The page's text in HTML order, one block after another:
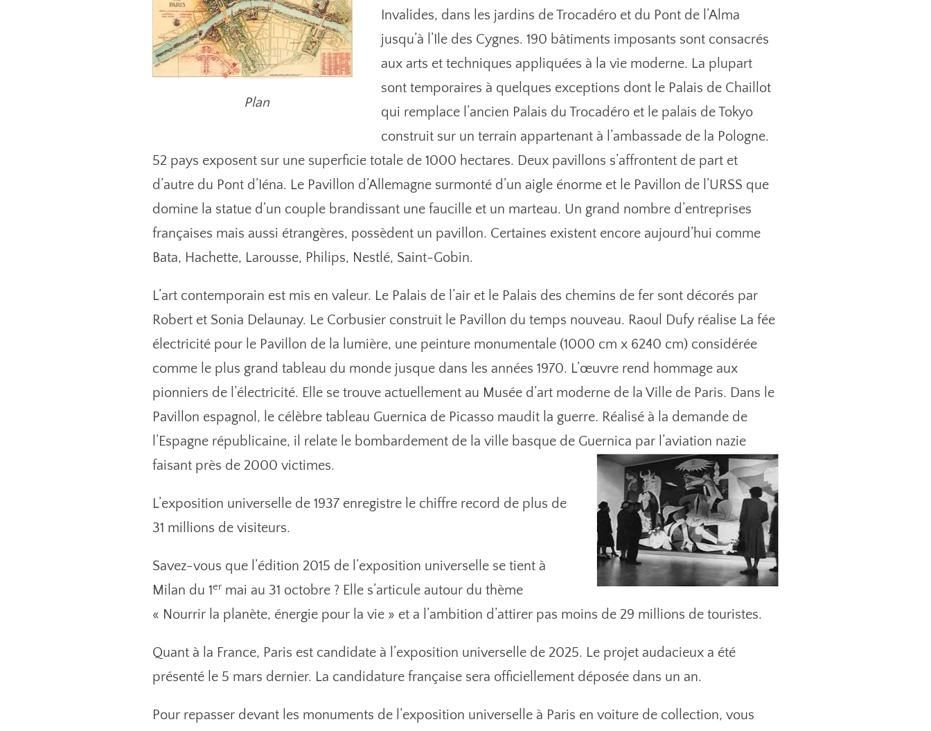
Plan
Invalides, dans les jardins de Trocadéro et du Pont de l’Alma
jusqu’à l’Ile des Cygnes. 190 bâtiments imposants sont consacrés
aux arts et techniques appliquées à la vie moderne. La plupart
sont temporaires à quelques exceptions dont le Palais de Chaillot
qui remplace l’ancien Palais du Trocadéro et le palais de Tokyo
construit sur un terrain appartenant à l’ambassade de la Pologne.
52 pays exposent sur une superficie totale de 1000 hectares. Deux pavillons s’affrontent de part et
d’autre du Pont d’Iéna. Le Pavillon d’Allemagne surmonté d’un aigle énorme et le Pavillon de l’URSS que
domine la statue d’un couple brandissant une faucille et un marteau. Un grand nombre d’entreprises
françaises mais aussi étrangères, possèdent un pavillon. Certaines existent encore aujourd’hui comme
Bata, Hachette, Larousse, Philips, Nestlé, Saint-Gobin.
L’art contemporain est mis en valeur. Le Palais de l’air et le Palais des chemins de fer sont décorés par
Robert et Sonia Delaunay. Le Corbusier construit le Pavillon du temps nouveau. Raoul Dufy réalise La fée
électricité pour le Pavillon de la lumière, une peinture monumentale (1000 cm x 6240 cm) considérée
comme le plus grand tableau du monde jusque dans les années 1970. L’œuvre rend hommage aux
pionniers de l’électricité. Elle se trouve actuellement au Musée d’art moderne de la Ville de Paris. Dans le
Pavillon espagnol, le célèbre tableau Guernica de Picasso maudit la guerre. Réalisé à la demande de
l’Espagne républicaine, il relate le bombardement de la ville basque de Guernica par l’aviation nazie
faisant près de 2000 victimes.
L’exposition universelle de 1937 enregistre le chiffre record de plus de
31 millions de visiteurs.
Savez-vous que l’édition 2015 de l’exposition universelle se tient à
Milan du 1er mai au 31 octobre ? Elle s’articule autour du thème
« Nourrir la planète, énergie pour la vie » et a l’ambition d’attirer pas moins de 29 millions de touristes.
Quant à la France, Paris est candidate à l’exposition universelle de 2025. Le projet audacieux a été
présenté le 5 mars dernier. La candidature française sera officiellement déposée dans un an.
Pour repasser devant les monuments de l’exposition universelle à Paris en voiture de collection, vous